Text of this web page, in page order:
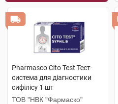
Pharmasco Cito Test Тест-
система для діагностики
cифілісу 1 шт
ТОВ "НВК "Фармаско"